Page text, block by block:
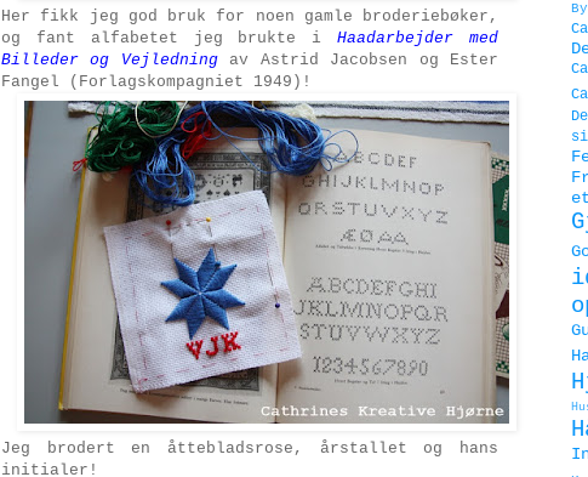
Her fikk jeg god bruk for noen gamle broderiebøker,
og fant alfabetet jeg brukte iHaadarbejder med
Billeder og Vejledningav Astrid Jacobsen og Ester
Fangel (Forlagskompagniet 1949)!
Jeg brodert en åttebladsrose, årstallet og hans
initialer!